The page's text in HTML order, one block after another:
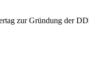
zur Gründung der